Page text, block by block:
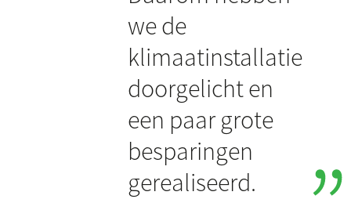
we de
klimaatinstallatie
doorgelicht en
een paar grote
besparingen
gerealiseerd.